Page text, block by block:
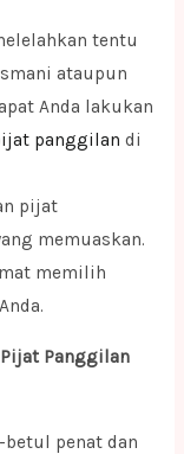
tentu
ataupun
Anda lakukan
panggilan di
pijat
memuaskan.
memilih
Panggilan
betul penat dan